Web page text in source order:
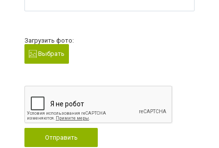
Загрузить фото:
Выбрать
Отправить